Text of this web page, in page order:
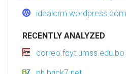
idealcrm.wordpress.com
RECENTLY ANALYZED
correo.fcyt.umss.edu.bo